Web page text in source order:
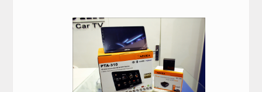
Sebulan Jelang Mudik Lebaran, Teknologi
JAECOO J5 EV Jadi Model SUV EV